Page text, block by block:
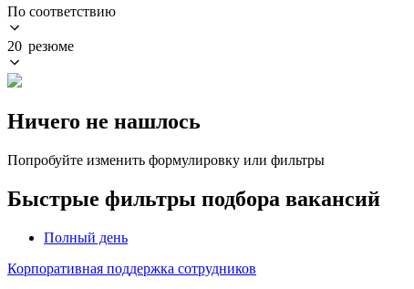
По соответствию
20 резюме
Ничего не нашлось
Попробуйте изменить формулировку или фильтры
Быстрые фильтры подбора вакансий
Полный день
Корпоративная поддержка сотрудников